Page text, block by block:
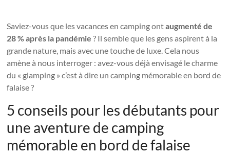
Saviez-vous que les vacances en camping ontaugmenté de
28 % après la pandémie ? Il semble que les gens aspirent à la
grande nature, mais avec une touche de luxe. Cela nous
amène à nous interroger : avez-vous déjà envisagé le charme
du « glamping » c’est à dire un camping mémorable en bord de
falaise ?
5 conseils pour les débutants pour
une aventure de camping
mémorable en bord de falaise